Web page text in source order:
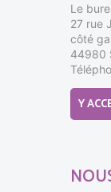
Le
27 rue
côté
44980
Y